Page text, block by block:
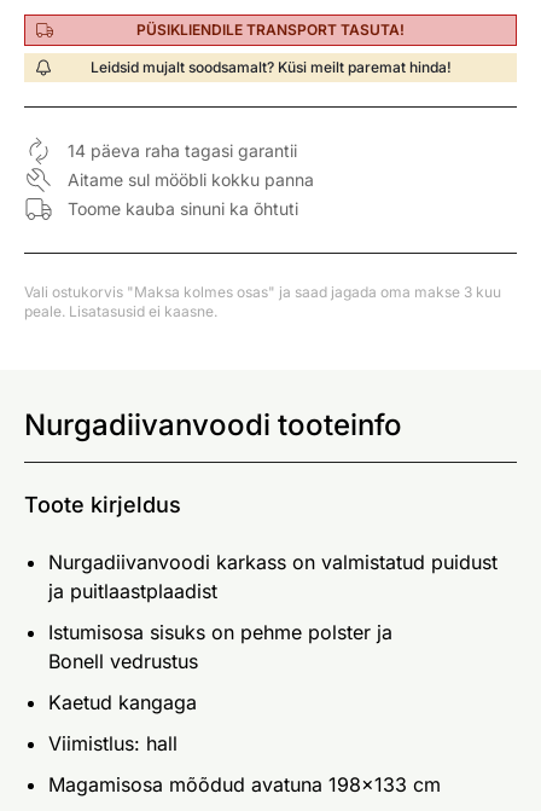
PÜSIKLIENDILE TRANSPORT TASUTA!
Leidsid mujalt soodsamalt? Küsi meilt paremat hinda!
14 päeva raha tagasi garantii
Aitame sul mööbli kokku panna
Toome kauba sinuni ka õhtuti
Vali ostukorvis "Maksa kolmes osas" ja saad jagada oma makse 3 kuu
peale. Lisatasusid ei kaasne.
Nurgadiivanvoodi tooteinfo
Toote kirjeldus
Nurgadiivanvoodi karkass on valmistatud puidust
ja puitlaastplaadist
Istumisosa sisuks on pehme polster ja
Bonell vedrustus
Kaetud kangaga
Viimistlus: hall
Magamisosa mõõdud avatuna 198x133 cm